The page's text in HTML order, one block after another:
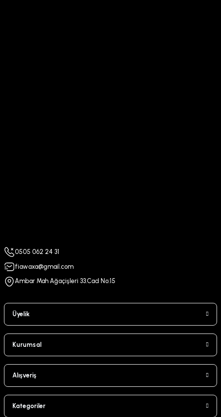
0505 062 24 31
fiawaxa@gmail.com
Ambar Mah Ağaçişleri 33.Cad No:15
Üyelik
Kurumsal
Alışveriş
Kategoriler